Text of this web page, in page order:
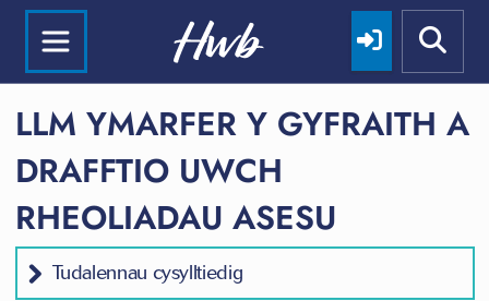
LLM YMARFER Y GYFRAITH A
DRAFFTIO UWCH
RHEOLIADAU ASESU
Tudalennau cysylltiedig